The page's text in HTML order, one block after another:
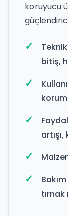
koruyucu
bitiş,